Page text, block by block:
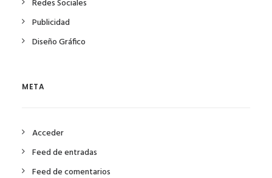
Redes Sociales
Publicidad
Diseño Gráfico
META
Acceder
Feed de entradas
Feed de comentarios